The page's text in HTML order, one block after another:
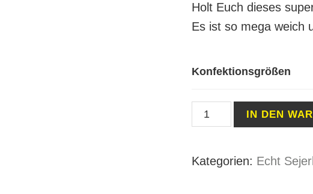
Holt Euch dieses
Es ist so mega weich
Konfektionsgrößen
Hoodie
Müsen
schwarz
IN DEN
Kategorien: Echt